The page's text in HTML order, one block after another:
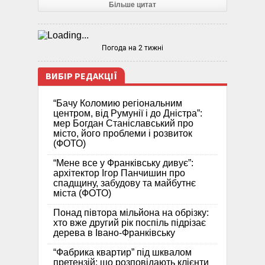
Більше цитат
Погода на 2 тижні
ВИБІР РЕДАКЦІЇ
“Бачу Коломию регіональним
центром, від Румунії і до Дністра”:
мер Богдан Станіславський про
місто, його проблеми і розвиток
(ФОТО)
“Мене все у Франківську дивує”:
архітектор Ігор Панчишин про
спадщину, забудову та майбутнє
міста (ФОТО)
Понад півтора мільйона на обрізку:
хто вже другий рік поспіль підрізає
дерева в Івано-Франківську
“Фабрика квартир” під шквалом
претензій: що розповідають клієнти